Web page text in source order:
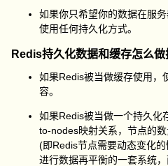
如果你只希望你的数据在服
使用任何持久化方式。
Redis持久化数据和缓存怎么做
如果Redis被当做缓存使用，
容。
如果Redis被当做一个持久化
to-nodes映射关系，节点的
(即Redis节点需要动态变化
进行数据再平衡的一套系统